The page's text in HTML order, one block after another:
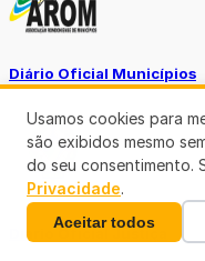
Diário Oficial Municípios
Diario Oficial Justiça
Usamos cookies para
são exibidos mesmo
do seu consentimento.
Privacidade.
Aceitar todos